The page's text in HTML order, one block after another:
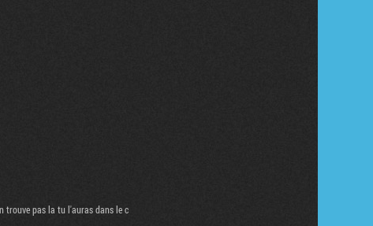
trouve pas la tu l'auras dans le c